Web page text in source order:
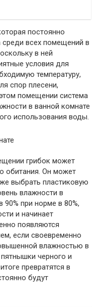
постоянно
среди всех помещений в
в ней
условия для
температуру,
спор плесени,
помещении система
в ванной комнате
использования воды.
грибок может
обитания. Он может
выбрать пластиковую
влажности в
при норме в 80%,
и начинает
появляются
если своевременно
влажностью в
черного и
превратятся в
будут